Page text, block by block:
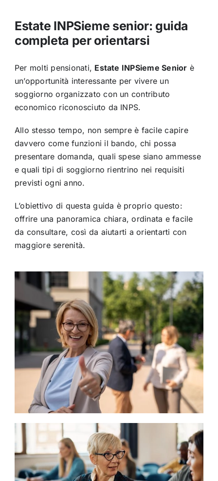
Estate INPSieme senior: guida
completa per orientarsi
Per molti pensionati, Estate INPSieme Senior è
un’opportunità interessante per vivere un
soggiorno organizzato con un contributo
economico riconosciuto da INPS.
Allo stesso tempo, non sempre è facile capire
davvero come funzioni il bando, chi possa
presentare domanda, quali spese siano ammesse
e quali tipi di soggiorno rientrino nei requisiti
previsti ogni anno.
L’obiettivo di questa guida è proprio questo:
offrire una panoramica chiara, ordinata e facile
da consultare, così da aiutarti a orientarti con
maggiore serenità.